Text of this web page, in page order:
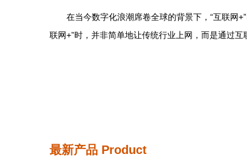
在当今数字化浪潮席卷全球的背景下，“互联网
联网+”时，并非简单地让传统行业上网，而是通过
最新产品 Product